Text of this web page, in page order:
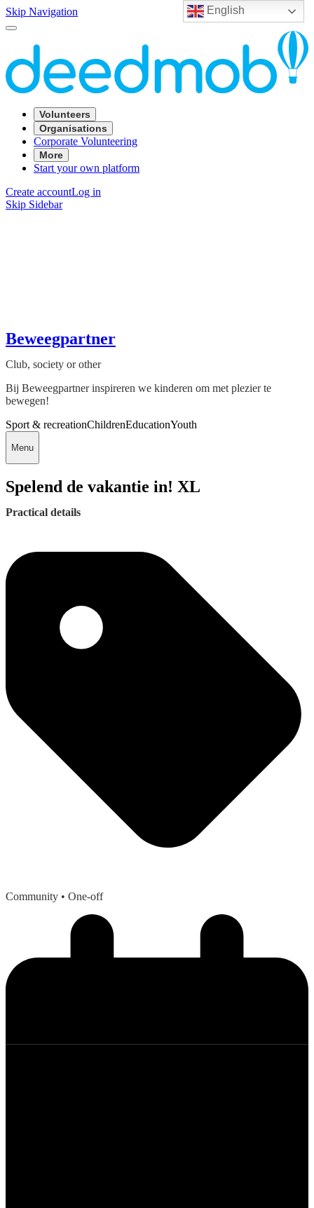
English
Skip Navigation
Volunteers
Organisations
Corporate Volunteering
More
Start your own platform
Create accountLog in
Skip Sidebar
Beweegpartner
Club, society or other
Bij Beweegpartner inspireren we kinderen om met plezier te
bewegen!
Sport & recreationChildrenEducationYouth
Menu
Spelend de vakantie in! XL
Practical details
Community • One-off